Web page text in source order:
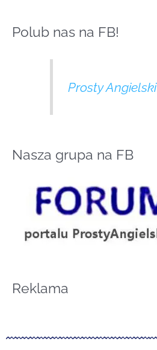
Polub nas na FB!
Prosty Angielski
Nasza grupa na FB
Reklama